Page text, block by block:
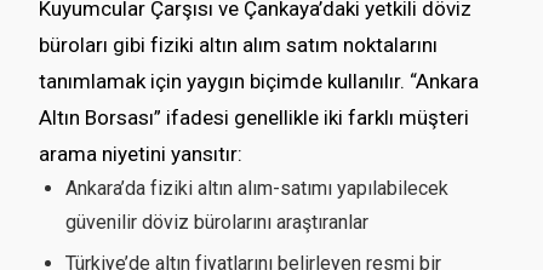
Kuyumcular Çarşısı ve Çankaya’daki yetkili döviz
büroları gibi fiziki altın alım satım noktalarını
tanımlamak için yaygın biçimde kullanılır. “Ankara
Altın Borsası” ifadesi genellikle iki farklı müşteri
arama niyetini yansıtır:
Ankara’da fiziki altın alım-satımı yapılabilecek
güvenilir döviz bürolarını araştıranlar
Türkiye’de altın fiyatlarını belirleyen resmi bir